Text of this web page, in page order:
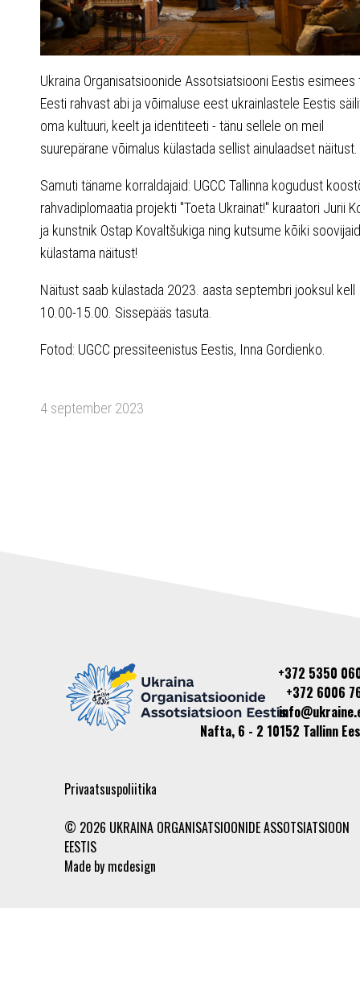
Ukraina Organisatsioonide Assotsiatsiooni Eestis esimees
Eesti rahvast abi ja võimaluse eest ukrainlastele Eestis
oma kultuuri, keelt ja identiteeti - tänu sellele on meil
suurepärane võimalus külastada sellist ainulaadset näitust.
Samuti täname korraldajaid: UGCC Tallinna kogudust
rahvadiplomaatia projekti "Toeta Ukrainat!" kuraatori Jurii
ja kunstnik Ostap Kovaltšukiga ning kutsume kõiki soovijaid
külastama näitust!
Näitust saab külastada 2023. aasta septembri jooksul kell
10.00-15.00. Sissepääs tasuta.
Fotod: UGCC pressiteenistus Eestis, Inna Gordienko.
4 september 2023
+372 5350
+372 6006
Nafta, 6 - 2 10152 Tallinn
Privaatsuspoliitika
© 2026 UKRAINA ORGANISATSIOONIDE ASSOTSIATSIOON
EESTIS
Made by mcdesign